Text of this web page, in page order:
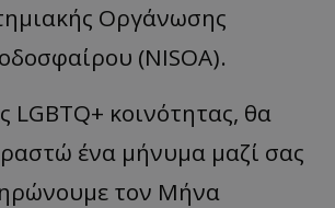
Οργάνωσης
(NISOA).
LGBTQ+ κοινότητας, θα
ένα μήνυμα μαζί σας
τον Μήνα